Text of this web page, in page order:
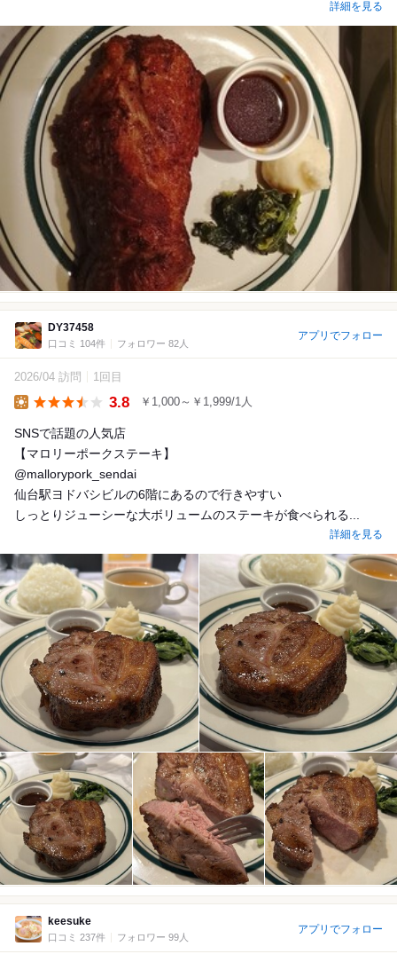
詳細を見る
DY37458
口コミ 104件 フォロワー 82人
アプリでフォロー
2026/04 訪問 1回目
3.8 ￥1,000～￥1,999/1人
SNSで話題の人気店
【マロリーポークステーキ】
@mallorypork_sendai
仙台駅ヨドバシビルの6階にあるので行きやすい
しっとりジューシーな大ボリュームのステーキが食べられる...
詳細を見る
keesuke
口コミ 237件 フォロワー 99人
アプリでフォロー